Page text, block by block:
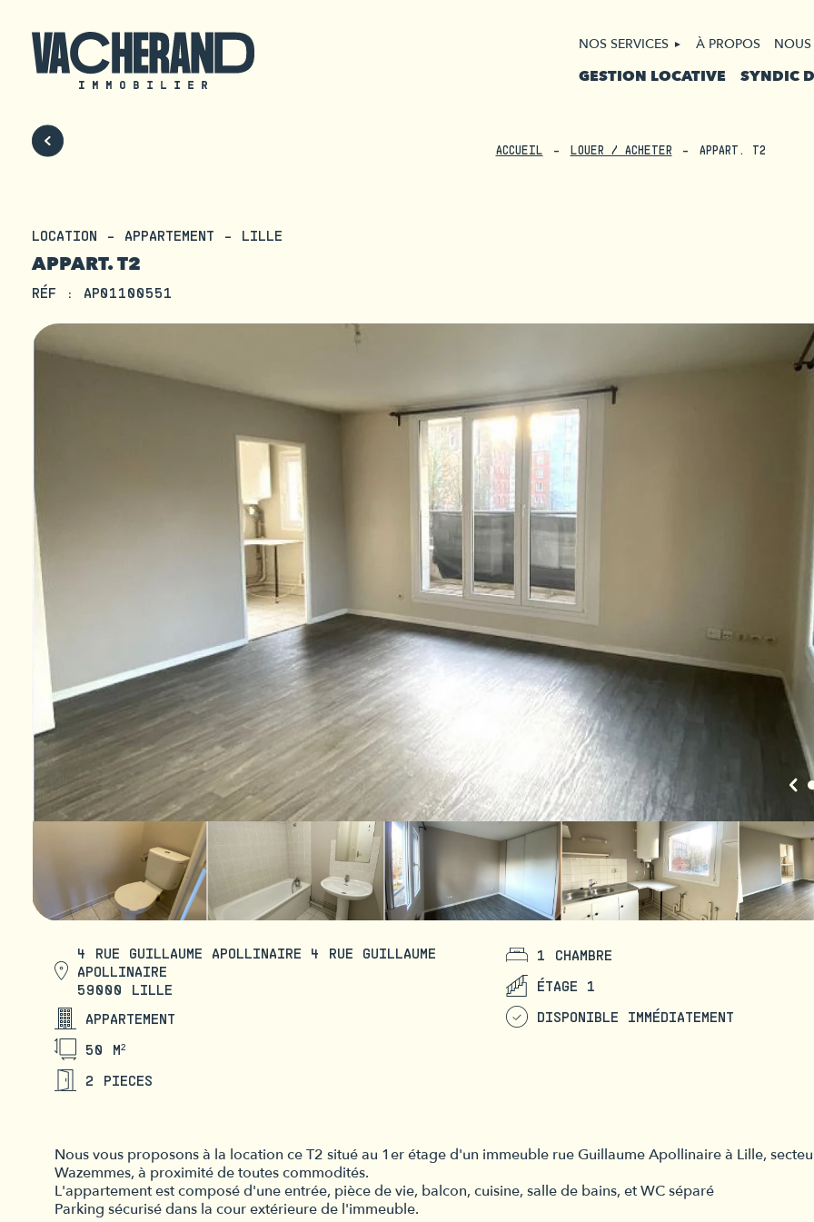
NOS SERVICES À PROPOS
GESTION LOCATIVE SYNDIC
ACCUEIL LOUER / ACHETER APPART. T2
LOCATION - APPARTEMENT - LILLE
APPART. T2
RÉF : AP01100551
4 RUE GUILLAUME APOLLINAIRE 4 RUE GUILLAUME
APOLLINAIRE
59000 LILLE
APPARTEMENT
50 M²
2 PIECES
1 CHAMBRE
ÉTAGE 1
DISPONIBLE IMMÉDIATEMENT
Nous vous proposons à la location ce T2 situé au 1er étage d'un immeuble rue Guillaume Apollinaire à Lille,
Wazemmes, à proximité de toutes commodités.
L'appartement est composé d'une entrée, pièce de vie, balcon, cuisine, salle de bains, et WC séparé
Parking sécurisé dans la cour extérieure de l'immeuble.